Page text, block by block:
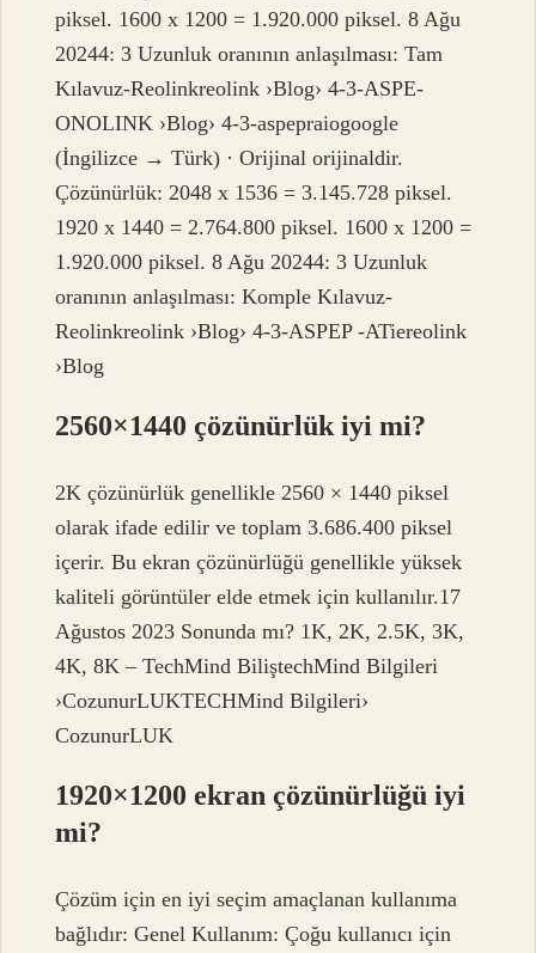
piksel. 1600 x 1200 = 1.920.000 piksel. 8 Ağu
20244: 3 Uzunluk oranının anlaşılması: Tam
Kılavuz-Reolinkreolink ›Blog› 4-3-ASPE-
ONOLINK ›Blog› 4-3-aspepraiogoogle
(İngilizce → Türk) · Orijinal orijinaldir.
Çözünürlük: 2048 x 1536 = 3.145.728 piksel.
1920 x 1440 = 2.764.800 piksel. 1600 x 1200 =
1.920.000 piksel. 8 Ağu 20244: 3 Uzunluk
oranının anlaşılması: Komple Kılavuz-
Reolinkreolink ›Blog› 4-3-ASPEP -ATiereolink
›Blog
2560×1440 çözünürlük iyi mi?
2K çözünürlük genellikle 2560 × 1440 piksel
olarak ifade edilir ve toplam 3.686.400 piksel
içerir. Bu ekran çözünürlüğü genellikle yüksek
kaliteli görüntüler elde etmek için kullanılır.17
Ağustos 2023 Sonunda mı? 1K, 2K, 2.5K, 3K,
4K, 8K – TechMind BiliştechMind Bilgileri
›CozunurLUKTECHMind Bilgileri›
CozunurLUK
1920×1200 ekran çözünürlüğü iyi
mi?
Çözüm için en iyi seçim amaçlanan kullanıma
bağlıdır: Genel Kullanım: Çoğu kullanıcı için